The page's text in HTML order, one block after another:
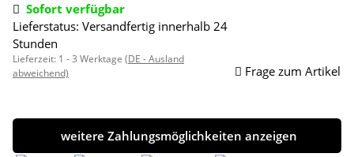
Sofort verfügbar
Lieferstatus: Versandfertig innerhalb 24
Stunden
Lieferzeit: 1 - 3 Werktage (DE - Ausland
abweichend)
Frage zum Artikel
weitere Zahlungsmöglichkeiten anzeigen